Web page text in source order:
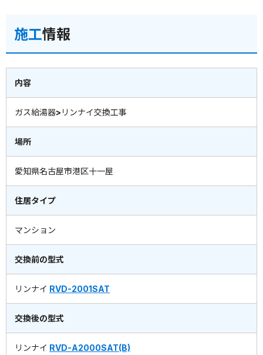
施工情報
内容
ガス給湯器>リンナイ交換工事
場所
愛知県名古屋市港区十一屋
住居タイプ
マンション
交換前の型式
リンナイ RVD-2001SAT
交換後の型式
リンナイ RVD-A2000SAT(B)